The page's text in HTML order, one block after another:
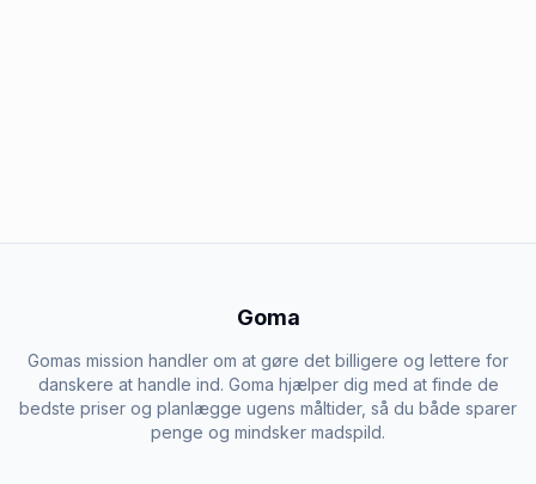
Goma
Gomas mission handler om at gøre det billigere og lettere for
danskere at handle ind. Goma hjælper dig med at finde de
bedste priser og planlægge ugens måltider, så du både sparer
penge og mindsker madspild.